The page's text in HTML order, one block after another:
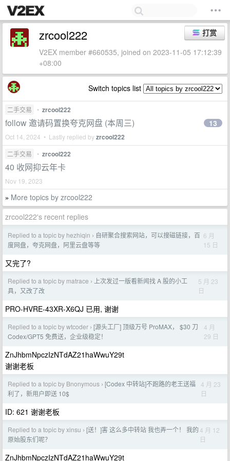
打赏
zrcool222
V2EX member #660535, joined on 2023-11-05 17:12:39
+08:00
Switch topics list
二手交易 • zrcool222
follow 邀请码置换夸克网盘 (本周三)
Oct 14, 2024 • Lastly replied byzrcool222
13
二手交易 • zrcool222
40 收网抑云年卡
Nov 19, 2023
» More topics by zrcool222
zrcool222's recent replies
Replied to a topic by hezhiqin › 自研聚合搜索网站，可以搜磁链接，百
度网盘，夸克网盘，阿里云盘等等
6 月
15 日
又完了?
Replied to a topic by matrace ›
上次发过一版看新闻找 A 股的小工
具，又改了改
5 月 23
日
PRO-HVRE-43XR-X6QJ 已用, 谢谢
Replied to a topic by wtcoder › [源头工厂] 顶级万号 ProMAX， $30 刀
Codex/GPT5 免费送，企业级稳定！
4 月
29 日
ZnJhbmNpczIzNTdAZ21haWwuY29t
谢谢老板
Replied to a topic by Bnonymous › [Codex 中转站]不跑路的老王送福
利了，新用户即送 10$
4 月 23
日
ID: 621 谢谢老板
Replied to a topic by xinsu › [送！]害 这么多中转站 我也弄一个！ 我的
原始股东们呢？
4 月 12
日
ZnJhbmNpczIzNTdAZ21haWwuY29t